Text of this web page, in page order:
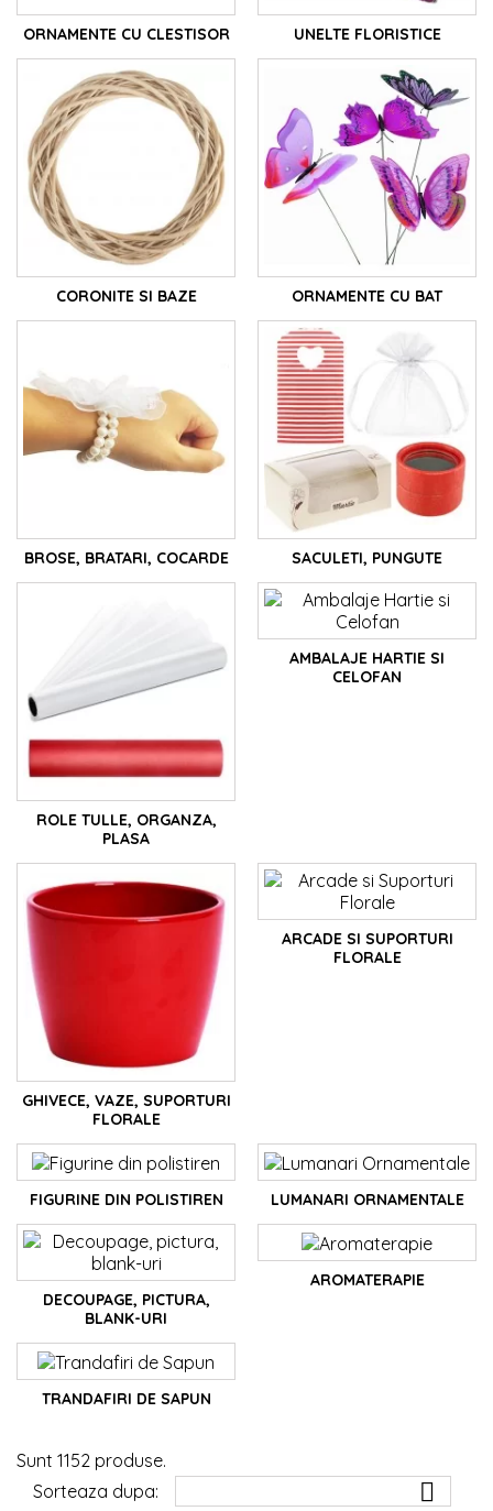
Suntem aici pentru a vă susține creativitatea
în florarii si fiecare proiect personal. Descoperiți o
varietate de culori și accesorii și creați aranjamente
florale și decorațiuni care vor încânta și impresiona.
Cu produse din materiale de calitate superioară la
pret mic și o pasiune pentru frumusețea florilor,
suntem sursa dumneavoastra de incredere pentru
tot ce tine de aranjamente florale si decoratiuni
florale.
ORNAMENTE CU CLESTISOR UNELTE FLORISTICE
CORONITE SI BAZE ORNAMENTE CU BAT
BROSE, BRATARI, COCARDE SACULETI, PUNGUTE
ROLE TULLE, ORGANZA,
PLASA
AMBALAJE HARTIE SI
CELOFAN
GHIVECE, VAZE, SUPORTURI
FLORALE
ARCADE SI SUPORTURI
FLORALE
FIGURINE DIN POLISTIREN LUMANARI ORNAMENTALE
DECOUPAGE, PICTURA,
BLANK-URI
AROMATERAPIE
TRANDAFIRI DE SAPUN
Sunt 1152 produse.
Sorteaza dupa:
